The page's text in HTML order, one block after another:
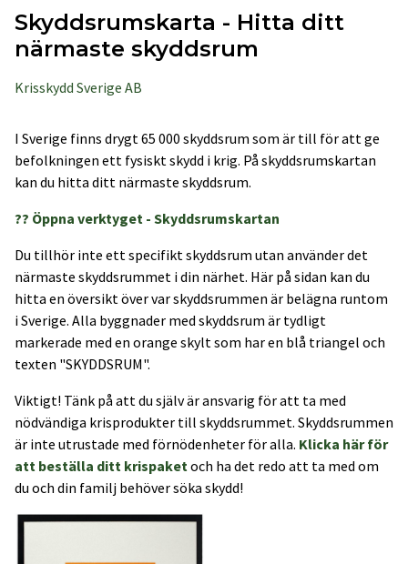
Skyddsrumskarta - Hitta ditt
närmaste skyddsrum
Krisskydd Sverige AB
I Sverige finns drygt 65 000 skyddsrum som är till för att ge
befolkningen ett fysiskt skydd i krig. På skyddsrumskartan
kan du hitta ditt närmaste skyddsrum.
?? Öppna verktyget - Skyddsrumskartan
Du tillhör inte ett specifikt skyddsrum utan använder det
närmaste skyddsrummet i din närhet. Här på sidan kan du
hitta en översikt över var skyddsrummen är belägna runtom
i Sverige. Alla byggnader med skyddsrum är tydligt
markerade med en orange skylt som har en blå triangel och
texten "SKYDDSRUM".
Viktigt! Tänk på att du själv är ansvarig för att ta med
nödvändiga krisprodukter till skyddsrummet. Skyddsrummen
är inte utrustade med förnödenheter för alla. Klicka här för
att beställa ditt krispaketoch ha det redo att ta med om
du och din familj behöver söka skydd!